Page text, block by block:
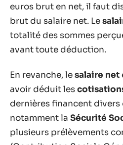
euros brut en net, il faut
brut du salaire net. Le
totalité des sommes
avant toute déduction.
En revanche, lesalaire net
avoir déduit les
dernières financent divers
notamment la Sécurité
plusieurs prélèvements